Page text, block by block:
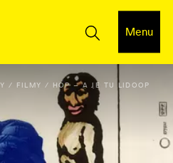
Menu
FILMY HOP – A JE TU LIDOOP